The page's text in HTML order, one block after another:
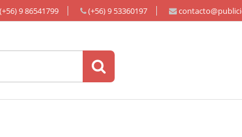
(+56) 9 86541799 (+56) 9 53360197